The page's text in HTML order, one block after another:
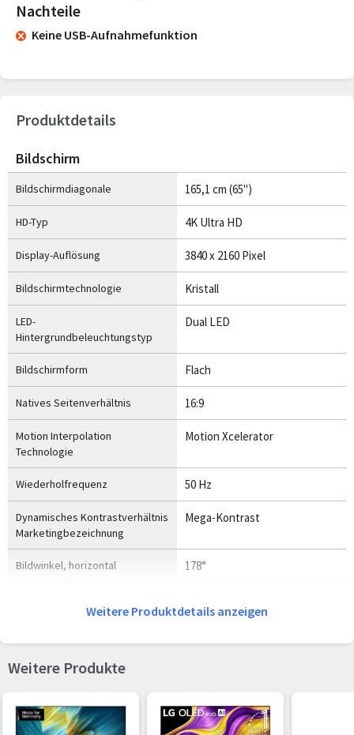
Nachteile
Keine USB-Aufnahmefunktion
Produktdetails
Bildschirm
Bildschirmdiagonale 165,1 cm (65")
HD-Typ 4K Ultra HD
Display-Auflösung 3840 x 2160 Pixel
Bildschirmtechnologie Kristall
LED-
Hintergrundbeleuchtungstyp
Dual LED
Bildschirmform Flach
Natives Seitenverhältnis 16:9
Motion Interpolation
Technologie
Motion Xcelerator
Wiederholfrequenz 50 Hz
Dynamisches Kontrastverhältnis
Marketingbezeichnung
Mega-Kontrast
Bildwinkel, horizontal 178°
Smart TV
Smart-TV Ja
Weitere Produktdetails anzeigen
Weitere Produkte